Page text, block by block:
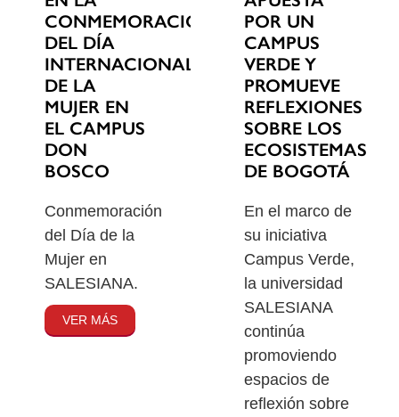
CONMEMORACIÓN
DEL DÍA
INTERNACIONAL
DE LA
MUJER EN
EL CAMPUS
DON
BOSCO
Conmemoración
del Día de la
Mujer en
SALESIANA.
VER MÁS
POR UN
CAMPUS
VERDE Y
PROMUEVE
REFLEXIONES
SOBRE LOS
ECOSISTEMAS
DE BOGOTÁ
En el marco de
su iniciativa
Campus Verde,
la universidad
SALESIANA
continúa
promoviendo
espacios de
reflexión sobre